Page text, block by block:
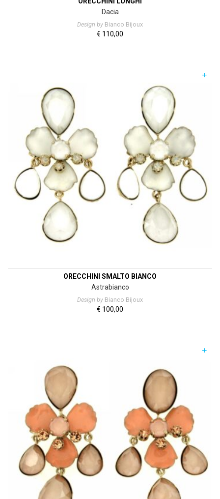
Dacia
Design by Bianco Bijoux
€ 110,00
+
ORECCHINI SMALTO BIANCO
Astrabianco
Design by Bianco Bijoux
€ 100,00
+